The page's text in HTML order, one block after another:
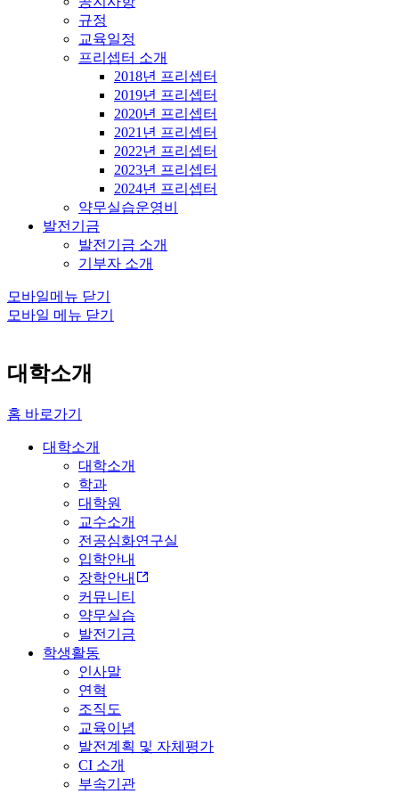
규정
교육일정
프리셉터 소개
2018년 프리셉터
2019년 프리셉터
2020년 프리셉터
2021년 프리셉터
2022년 프리셉터
2023년 프리셉터
2024년 프리셉터
약무실습운영비
발전기금
발전기금 소개
기부자 소개
모바일메뉴 닫기
모바일 메뉴 닫기
대학소개
홈 바로가기
대학소개
대학소개
학과
대학원
교수소개
전공심화연구실
입학안내
장학안내
커뮤니티
약무실습
발전기금
학생활동
인사말
연혁
조직도
교육이념
발전계획 및 자체평가
CI 소개
부속기관